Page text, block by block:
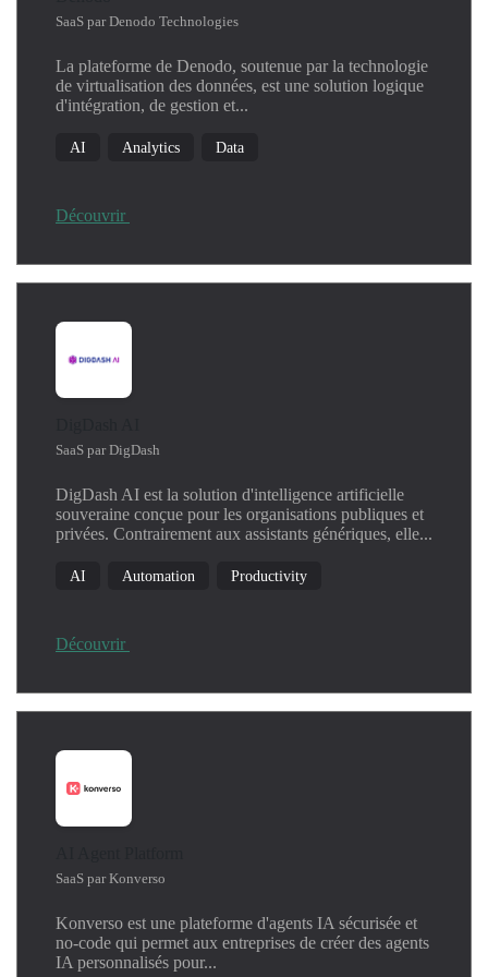
Kubernetes
Machine Learning
Network
Productivity
SIEM
Windows
SaaS par Denodo Technologies
La plateforme de Denodo, soutenue par la technologie
de virtualisation des données, est une solution logique
d'intégration, de gestion et...
AI Analytics Data
Découvrir
SaaS par DigDash
DigDash AI est la solution d'intelligence artificielle
souveraine conçue pour les organisations publiques et
privées. Contrairement aux assistants génériques, elle...
AI Automation Productivity
Découvrir
SaaS par Konverso
Konverso est une plateforme d'agents IA sécurisée et
no-code qui permet aux entreprises de créer des agents
IA personnalisés pour...